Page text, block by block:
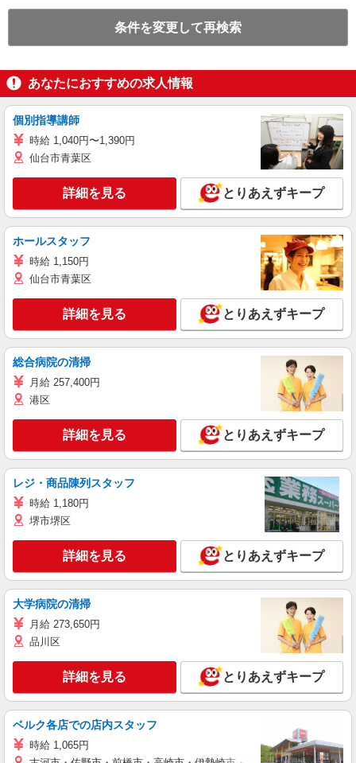
条件を変更して再検索
あなたにおすすめの求人情報
個別指導講師
時給 1,040円〜1,390円
仙台市青葉区
詳細を見る とりあえずキープ
ホールスタッフ
時給 1,150円
仙台市青葉区
詳細を見る とりあえずキープ
総合病院の清掃
月給 257,400円
港区
詳細を見る とりあえずキープ
レジ・商品陳列スタッフ
時給 1,180円
堺市堺区
詳細を見る とりあえずキープ
大学病院の清掃
月給 273,650円
品川区
詳細を見る とりあえずキープ
ベルク各店での店内スタッフ
時給 1,065円